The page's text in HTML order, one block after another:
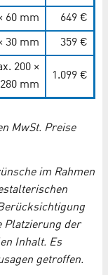
60 mm 649 €
30 mm 359 €
200 ×
280 mm
1.099 €
MwSt. Preise
im Rahmen
Platzierung der
Inhalt. Es
getroffen.